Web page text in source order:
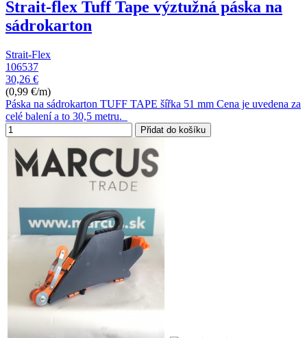
Strait-flex Tuff Tape výztužná páska na
sádrokarton
Strait-Flex
106537
30,26 €
(0,99 €/m)
Páska na sádrokarton TUFF TAPE šířka 51 mm Cena je uvedena za
celé balení a to 30,5 metru.
Přidat do košíku